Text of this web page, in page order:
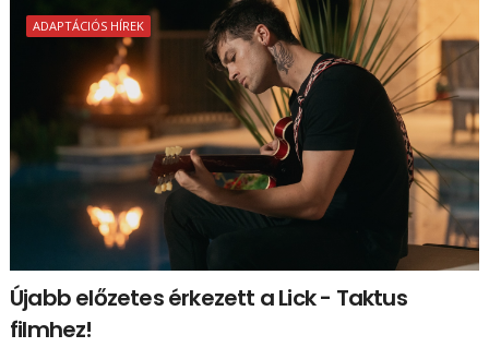
ADAPTÁCIÓS HÍREK
Újabb előzetes érkezett a Lick - Taktus
filmhez!